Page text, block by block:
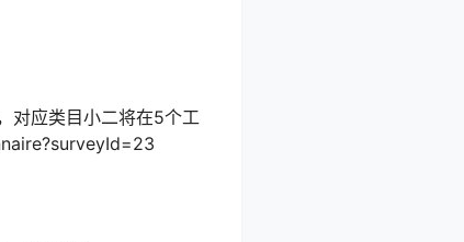
对应类目小二将在5个工